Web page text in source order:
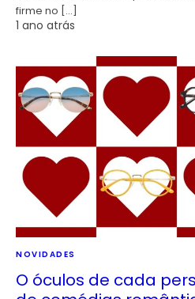
firme no […]
1 ano atrás
NOVIDADES
O óculos de cada